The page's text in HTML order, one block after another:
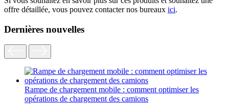
offre détaillée, vous pouvez contacter nos bureaux ici.
Dernières nouvelles
Rampe de chargement mobile : comment optimiser les
opérations de chargement des camions